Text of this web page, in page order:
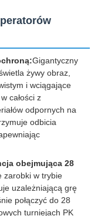
Gigantyczny
żywy obraz,
i wciągające
całości z
odpornych na
odbicia
obejmująca 28
zarobki w trybie
uzależniającą grę
połączyć do 28
turniejach PK